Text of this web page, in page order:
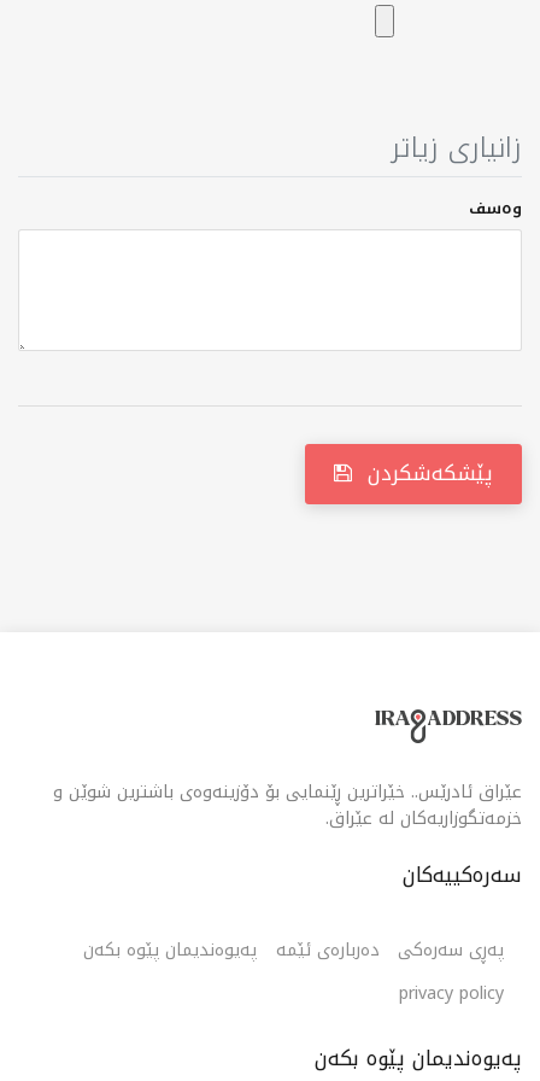
زانیاری زیاتر
وەسف
پێشکەشکردن
عێراق ئادرێس.. خێراترین ڕێنمایی بۆ دۆزینەوەی باشترین شوێن و
خزمەتگوزاریەکان لە عێراق.
سەرەکییەکان
پەڕی سەرەکی دەربارەی ئێمە
پەیوەندیمان پێوە بکەن
privacy policy
پەیوەندیمان پێوە بکەن